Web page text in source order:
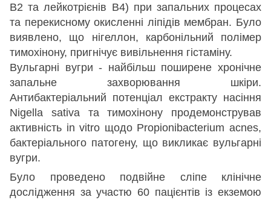
В2 та лейкотрієнів В4) при запальних процесах
та перекисному окисленні ліпідів мембран. Було
виявлено, що нігеллон, карбонільний полімер
тимохінону, пригнічує вивільнення гістаміну.
Вульгарні вугри - найбільш поширене хронічне
запальне захворювання шкіри.
Антибактеріальний потенціал екстракту насіння
Nigella sativa та тимохінону продемонстрував
активність in vitro щодо Propionibacterium acnes,
бактеріального патогену, що викликає вульгарні
вугри.
Було проведено подвійне сліпе клінічне
дослідження за участю 60 пацієнтів із екземою